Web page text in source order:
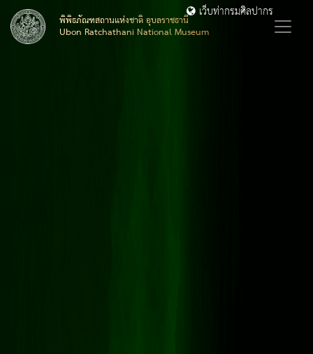
พิพิธภัณฑสถานแห่งชาติ อุบลราชธานี
Ubon Ratchathani National Museum
เว็บท่ากรมศิลปากร